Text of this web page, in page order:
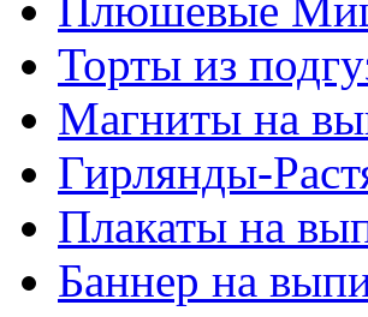
Плюшевые
Торты из
Магниты на
Гирлянды-
Плакаты на
Баннер на